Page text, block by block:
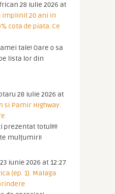
28 iulie 2026 at
implinit 20 ani in
cota de piata. Ce
tale! Oare o sa
lista lor din
28 iulie 2026 at
si Pamir Highway.
prezentat totul!!!!
mulțumiri!
iunie 2026 at 12:27
(ep. 1). Malaga